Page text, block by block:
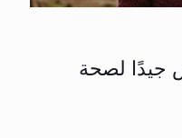
جيدًا لصحة